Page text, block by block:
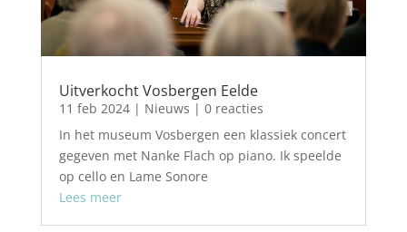
Uitverkocht Vosbergen Eelde
11 feb 2024| Nieuws | 0 reacties
In het museum Vosbergen een klassiek concert
gegeven met Nanke Flach op piano. Ik speelde
op cello en Lame Sonore
Lees meer